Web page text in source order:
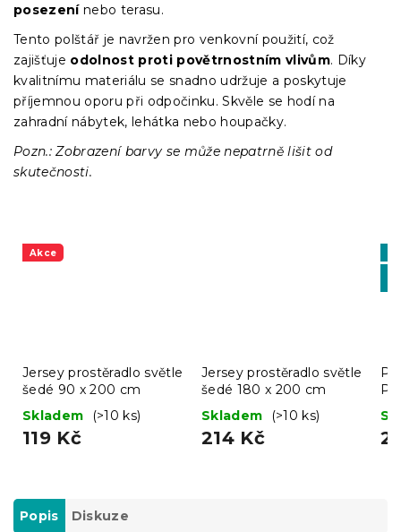
posezenínebo terasu.
Tento polštář je navržen pro venkovní použití, což
zajišťuje odolnost proti povětrnostním vlivům. Díky
kvalitnímu materiálu se snadno udržuje a poskytuje
příjemnou oporu při odpočinku. Skvěle se hodí na
zahradní nábytek, lehátka nebo houpačky.
Pozn.: Zobrazení barvy se může nepatrně lišit od
skutečnosti.
Akce
Jersey prostěradlo světle
šedé 90 x 200 cm
Skladem
(>10 ks)
119 Kč
Jersey prostěradlo světle
šedé 180 x 200 cm
Skladem
(>10 ks)
214 Kč
Popis Diskuze